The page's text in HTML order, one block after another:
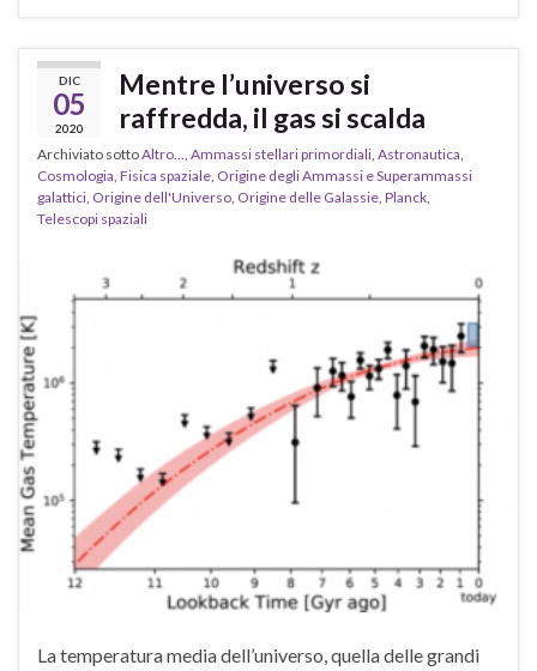
DIC
05
2020
Mentre l’universo si
raffredda, il gas si scalda
Archiviato sottoAltro... Ammassi stellari primordiali Astronautica
Cosmologia Fisica spaziale Origine degli Ammassi e Superammassi
galattici Origine dell'Universo Origine delle Galassie Planck
Telescopi spaziali
La temperatura media dell’universo, quella delle grandi